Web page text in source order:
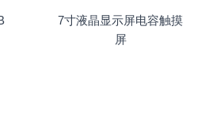
7寸液晶显示屏电容触摸
屏